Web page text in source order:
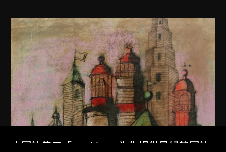
本网站使用「Cookies」为你提供最好的网站